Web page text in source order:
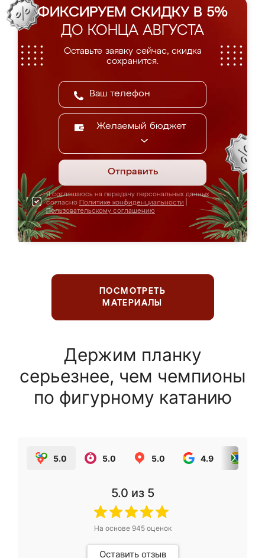
ФИКСИРУЕМ СКИДКУ В 5%
ДО КОНЦА АВГУСТА
Оставьте заявку сейчас, скидка
сохранится.
Желаемый бюджет
Отправить
Я соглашаюсь на передачу персональных данных
согласно Политике конфиденциальности
Пользовательскому соглашению
ПОСМОТРЕТЬ
МАТЕРИАЛЫ
Держим планку
серьезнее, чем чемпионы
по фигурному катанию
5.0 5.0 5.0 4.9
5.0 из 5
На основе 945оценок
Оставить отзыв